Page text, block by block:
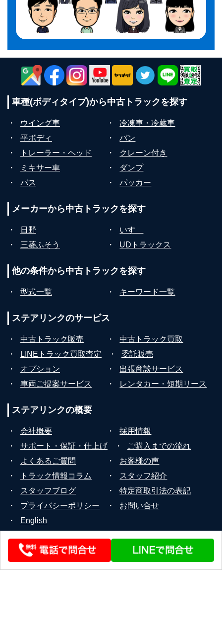
車種(ボディタイプ)から中古トラックを探す
・ ウイング車 ・
冷凍車・冷蔵車
・
平ボディ ・
バン
・
トレーラー・ヘッド ・
クレーン付き
・
ミキサー車 ・
ダンプ
・
バス ・ パッカー
メーカーから中古トラックを探す
・ 日野 ・
いすゞ
・
三菱ふそう ・ UDトラックス
他の条件から中古トラックを探す
・ 型式一覧 ・ キーワード一覧
ステアリンクのサービス
・ 中古トラック販売 ・
中古トラック買取
・
LINEトラック買取査定 ・
委託販売
・
オプション ・
出張商談サービス
・
車両ご提案サービス ・ レンタカー・短期リース
ステアリンクの概要
・ 会社概要 ・
採用情報
・
サポート・保証・仕上げ ・
ご購入までの流れ
・
よくあるご質問 ・
お客様の声
・
トラック情報コラム ・
スタッフ紹介
・
スタッフブログ ・
特定商取引法の表記
・
プライバシーポリシー ・
お問い合せ
・
English
© 2026 STEERLINK Co.,Ltd